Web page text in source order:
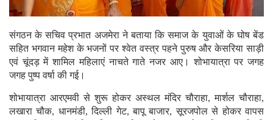
संगठन के सचिव प्रभात अजमेरा ने बताया कि समाज के युवाओं के घोष बेंड
सहित भगवान महेश के भजनों पर श्वेत वस्त्र पहने पुरुष और केसरिया साड़ी
एवं चूंदड़ में शामिल महिलाएं नाचते गाते नजर आए। शोभायात्रा पर जगह
जगह पुष्प वर्षा की गई।
शोभायात्रा आरएमवी से शुरू होकर अस्थल मंदिर चौराहा, मार्शल चौराहा,
लखारा चौक, धानमंडी, दिल्ली गेट, बापू बाजार, सूरजपोल से होकर वापस